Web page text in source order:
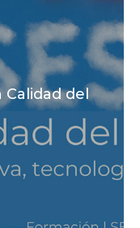
Calidad del